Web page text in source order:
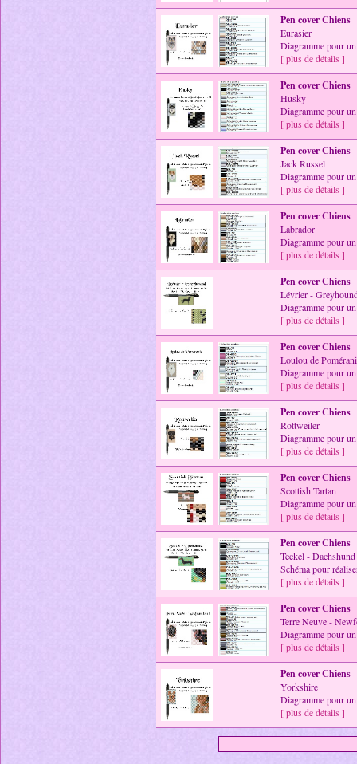
Pen cover Chiens
Eurasier
Diagramme pour
[ plus de détails ]
Pen cover Chiens
Husky
Diagramme pour
[ plus de détails ]
Pen cover Chiens
Jack Russel
Diagramme pour
[ plus de détails ]
Pen cover Chiens
Labrador
Diagramme pour
[ plus de détails ]
Pen cover Chiens
Lévrier -
Diagramme pour
[ plus de détails ]
Pen cover Chiens
Loulou de
Diagramme pour
[ plus de détails ]
Pen cover Chiens
Rottweiler
Diagramme pour
[ plus de détails ]
Pen cover Chiens
Scottish Tartan
Diagramme pour
[ plus de détails ]
Pen cover Chiens
Teckel - Dachshund
Schéma pour
[ plus de détails ]
Pen cover Chiens
Terre Neuve -
Diagramme pour
[ plus de détails ]
Pen cover Chiens
Yorkshire
Diagramme pour
[ plus de détails ]